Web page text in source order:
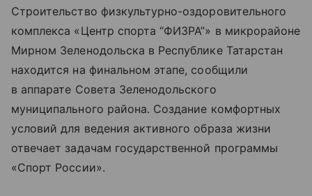
Строительство физкультурно-оздоровительного
комплекса «Центр спорта “ФИЗРА”» в микрорайоне
Мирном Зеленодольска в Республике Татарстан
находится на финальном этапе, сообщили
в аппарате Совета Зеленодольского
муниципального района. Создание комфортных
условий для ведения активного образа жизни
отвечает задачам государственной программы
«Спорт России».